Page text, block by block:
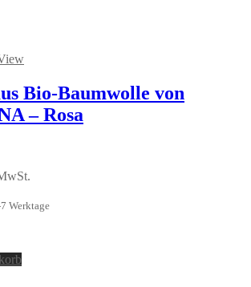
Bio-Baumwolle von
– Rosa
Werktage